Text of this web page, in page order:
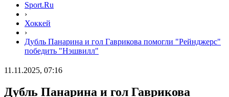
Sport.Ru
›
Хоккей
›
Дубль Панарина и гол Гаврикова помогли "Рейнджерс"
победить "Нэшвилл"
11.11.2025, 07:16
Дубль Панарина и гол Гаврикова